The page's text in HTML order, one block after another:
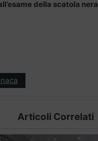
della scatola nera
Articoli Correlati